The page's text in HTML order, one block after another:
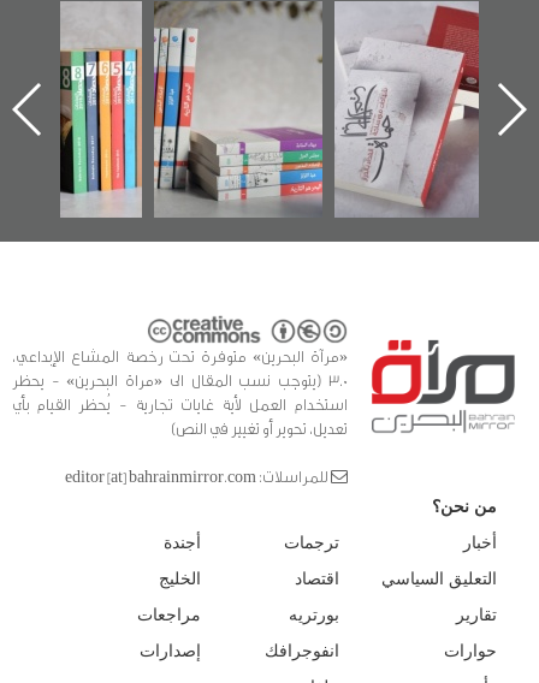
"حماة الباب الأخير":
الإصدار الأول عن
اعتصام الدراز
وأحداث ساحة
الفداء لمركز أوال
للدراسات والتوثيق
تصنيف موضوعي
للوثائق البريطانية
يقدمه «مركز أوال»
في سلسلة من 5
كتب
تصدر حصاد
الساحات 2019
«مرآة البحرين» متوفرة تحت رخصة المشاع الإبداعي،
3.0 (يتوجب نسب المقال الى «مراة البحرين» - يحظر
استخدام العمل لأية غايات تجارية - يُحظر القيام بأي
تعديل، تحوير أو تغيير في النص)
للمراسلات: editor [at] bahrainmirror.com
من نحن؟
أخبار
التعليق السياسي
تقارير
حوارات
ترجمات
اقتصاد
بورتريه
انفوجرافك
أجندة
الخليج
مراجعات
إصدارات